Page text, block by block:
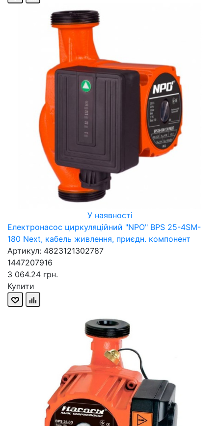
У наявності
Електронасос циркуляційний "NPO" BPS 25-4SM-
180 Next, кабель живлення, приєдн. компонент
Артикул: 4823121302787
1447207916
3 064.24 грн.
Купити